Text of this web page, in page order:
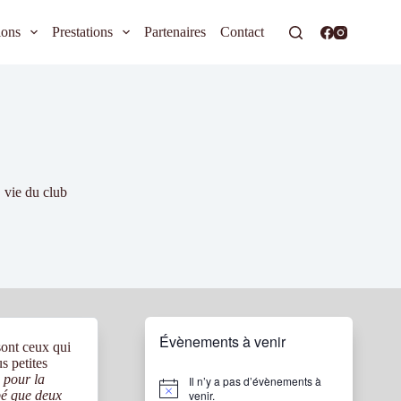
Prestations Partenaires Contact
vie du club
ceux qui
petites
pour la
que deux
Évènements à venir
N
Il n’y a pas d’évènements à
venir.